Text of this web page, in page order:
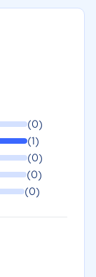
(0)
(1)
(0)
(0)
(0)